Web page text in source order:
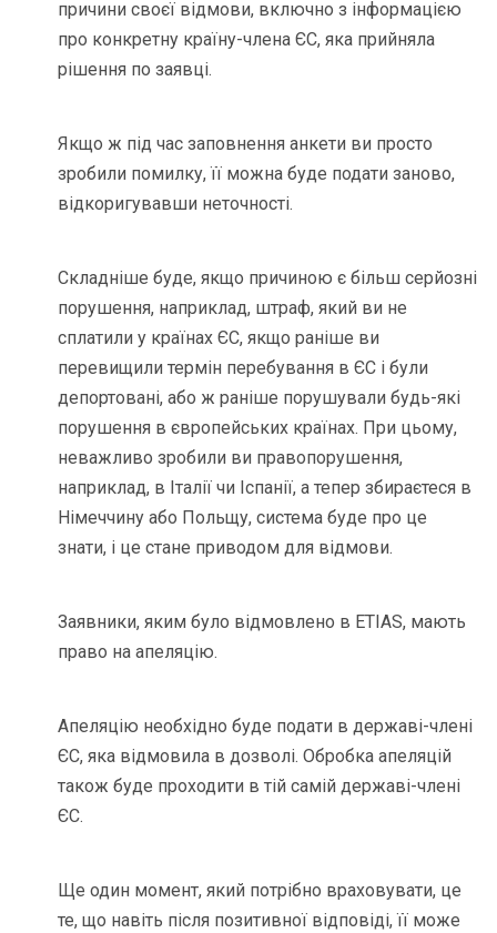
причини своєї відмови, включно з інформацією
про конкретну країну-члена ЄС, яка прийняла
рішення по заявці.
Якщо ж під час заповнення анкети ви просто
зробили помилку, її можна буде подати заново,
відкоригувавши неточності.
Складніше буде, якщо причиною є більш серйозні
порушення, наприклад, штраф, який ви не
сплатили у країнах ЄС, якщо раніше ви
перевищили термін перебування в ЄС і були
депортовані, або ж раніше порушували будь-які
порушення в європейських країнах. При цьому,
неважливо зробили ви правопорушення,
наприклад, в Італії чи Іспанії, а тепер збираєтеся в
Німеччину або Польщу, система буде про це
знати, і це стане приводом для відмови.
Заявники, яким було відмовлено в ETIAS, мають
право на апеляцію.
Апеляцію необхідно буде подати в державі-члені
ЄС, яка відмовила в дозволі. Обробка апеляцій
також буде проходити в тій самій державі-члені
ЄС.
Ще один момент, який потрібно враховувати, це
те, що навіть після позитивної відповіді, її може